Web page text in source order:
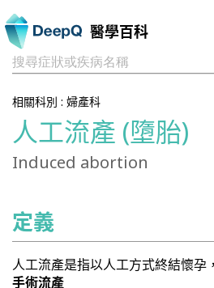
醫學百科
搜尋症狀或疾病名稱
相關科別 : 婦產科
人工流產 (墮胎)
Induced abortion
定義
人工流產是指以人工方式終結懷孕
手術流產